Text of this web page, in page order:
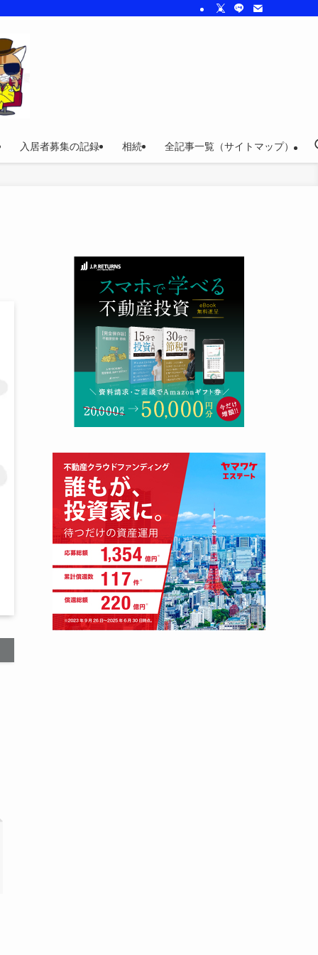
入居者募集の記録 相続 全記事一覧（サイトマップ）